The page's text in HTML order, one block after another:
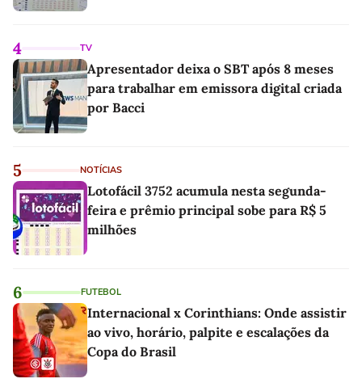
4 TV
Apresentador deixa o SBT após 8 meses
para trabalhar em emissora digital criada
por Bacci
5 NOTÍCIAS
Lotofácil 3752 acumula nesta segunda-
feira e prêmio principal sobe para R$ 5
milhões
6 FUTEBOL
Internacional x Corinthians: Onde assistir
ao vivo, horário, palpite e escalações da
Copa do Brasil